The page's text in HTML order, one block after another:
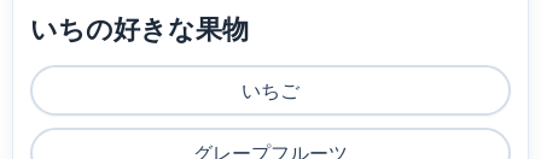
いちの好きな果物
いちご
グレープフルーツ